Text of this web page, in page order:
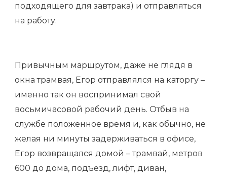
подходящего для завтрака) и отправляться
на работу.
Привычным маршрутом, даже не глядя в
окна трамвая, Егор отправлялся на каторгу –
именно так он воспринимал свой
восьмичасовой рабочий день. Отбыв на
службе положенное время и, как обычно, не
желая ни минуты задерживаться в офисе,
Егор возвращался домой – трамвай, метров
600 до дома, подъезд, лифт, диван,